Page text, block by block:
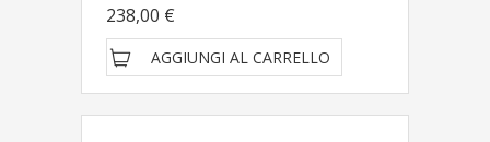
238,00 €
AGGIUNGI AL CARRELLO